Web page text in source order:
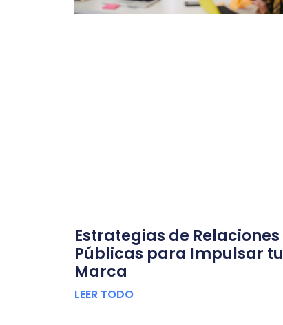
Estrategias de Relaciones
Públicas para Impulsar tu
Marca
LEER TODO